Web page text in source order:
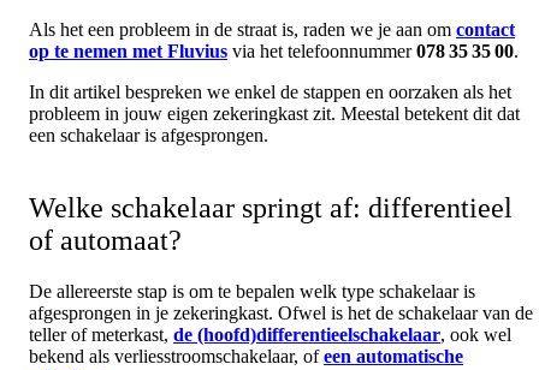
Als het een probleem in de straat is, raden we je aan om contact
op te nemen met Fluvius via het telefoonnummer078 35 35 00.
In dit artikel bespreken we enkel de stappen en oorzaken als het
probleem in jouw eigen zekeringkast zit. Meestal betekent dit dat
een schakelaar is afgesprongen.
Welke schakelaar springt af: differentieel
of automaat?
De allereerste stap is om te bepalen welk type schakelaar is
afgesprongen in je zekeringkast. Ofwel is het de schakelaar van de
teller of meterkast, de (hoofd)differentieelschakelaar, ook wel
bekend als verliesstroomschakelaar, of een automatische